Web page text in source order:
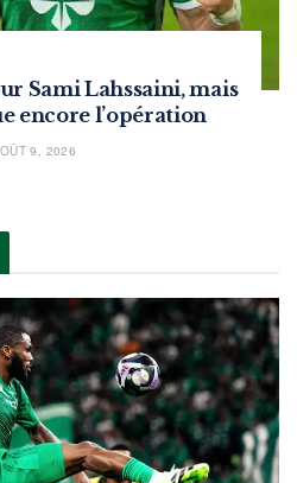
Sami Lahssaini, mais
encore l’opération
9, 2026